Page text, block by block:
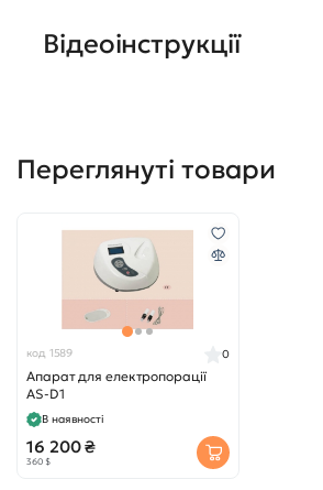
Відеоінструкції
Переглянуті товари
код 1589
Апарат для електропорації
AS-D1
0
В наявності
16 200 ₴
360 $